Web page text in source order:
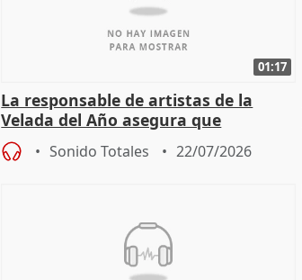
01:17
La responsable de artistas de la
Velada del Año asegura que
"Andalucía está muy presente" en la
cita
Sonido Totales 22/07/2026